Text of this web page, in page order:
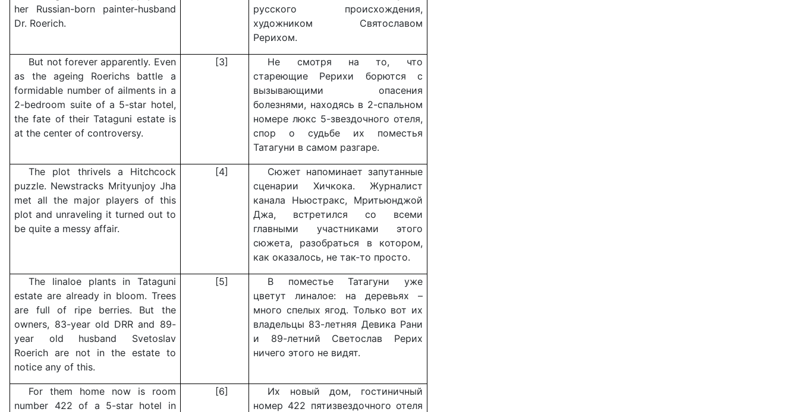
her Russian-born painter-husband
Dr. Roerich.
русского происхождения,
художником Святославом
Рерихом.
But not forever apparently. Even
as the ageing Roerichs battle a
formidable number of ailments in a
2-bedroom suite of a 5-star hotel,
the fate of their Tataguni estate is
at the center of controversy.
[3]
Не смотря на то, что
стареющие Рерихи борются с
вызывающими опасения
болезнями, находясь в 2-спальном
номере люкс 5-звездочного отеля,
спор о судьбе их поместья
Татагуни в самом разгаре.
The plot thrivels a Hitchcock
puzzle. Newstracks Mrityunjoy Jha
met all the major players of this
plot and unraveling it turned out to
be quite a messy affair.
[4]
Сюжет напоминает запутанные
сценарии Хичкока. Журналист
канала Ньюстракс, Мритьюнджой
Джа, встретился со всеми
главными участниками этого
сюжета, разобраться в котором,
как оказалось, не так-то просто.
The linaloe plants in Tataguni
estate are already in bloom. Trees
are full of ripe berries. But the
owners, 83-year old DRR and 89-
year old husband Svetoslav
Roerich are not in the estate to
notice any of this.
[5]
В поместье Татагуни уже
цветут линалое: на деревьях –
много спелых ягод. Только вот их
владельцы 83-летняя Девика Рани
и 89-летний Светослав Рерих
ничего этого не видят.
For them home now is room
number 422 of a 5-star hotel in
[6]
Их новый дом, гостиничный
номер 422 пятизвездочного отеля